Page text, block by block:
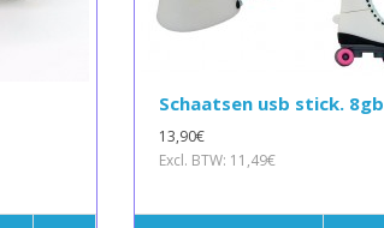
Schaatsen usb stick. 8gb
13,90€
Excl. BTW: 11,49€